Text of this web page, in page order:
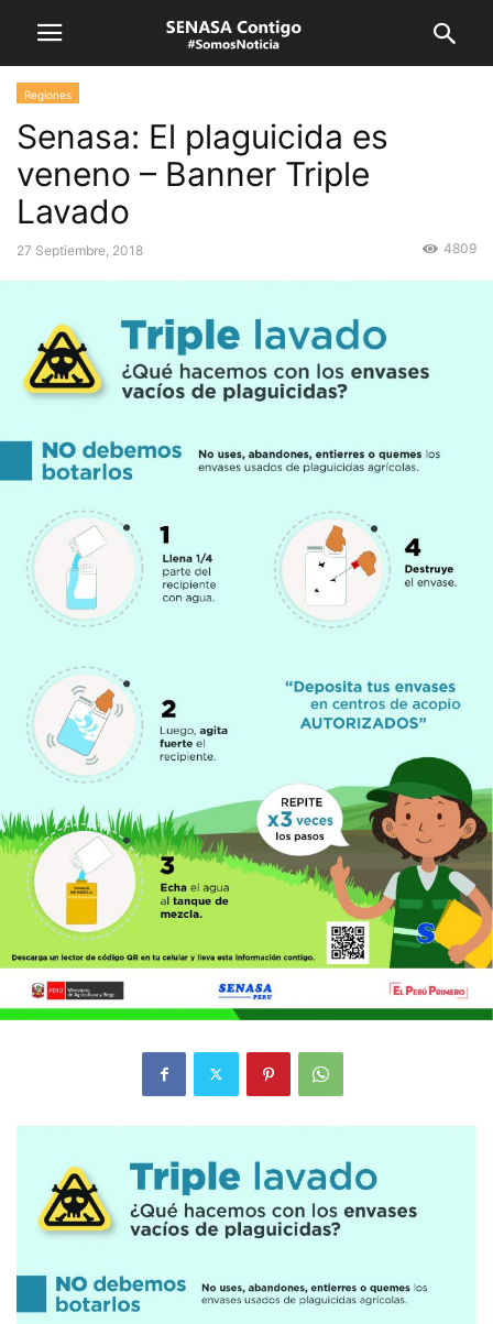
Regiones
Senasa: El plaguicida es
veneno – Banner Triple
Lavado
27 Septiembre, 2018 4809